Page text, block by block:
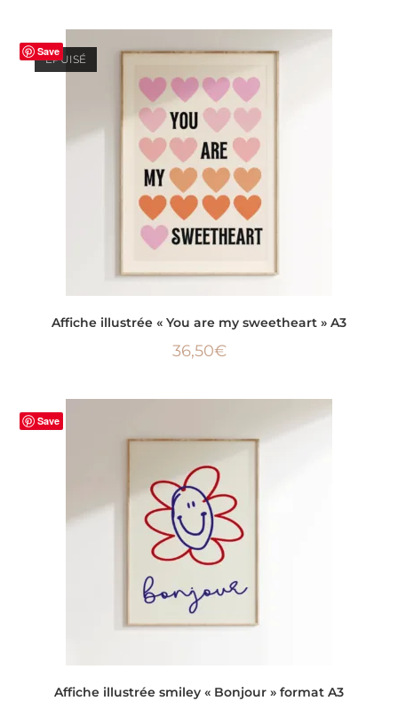
Save
ÉPUISÉ
Affiche illustrée « You are my sweetheart » A3
36,50€
Save
Affiche illustrée smiley « Bonjour » format A3